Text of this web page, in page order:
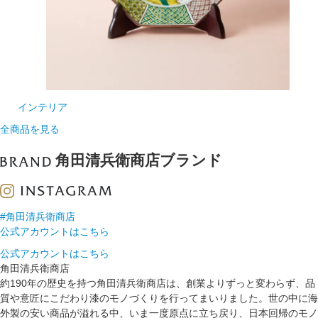
インテリア
全商品を見る
角田清兵衛商店ブランド
#角田清兵衛商店
公式アカウントはこちら
公式アカウントはこちら
角田清兵衛商店
約190年の歴史を持つ角田清兵衛商店は、創業よりずっと変わらず、品
質や意匠にこだわり漆のモノづくりを行ってまいりました。世の中に海
外製の安い商品が溢れる中、いま一度原点に立ち戻り、日本回帰のモノ